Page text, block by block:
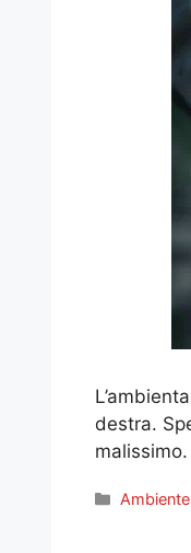
destra.
Categorie
Ambiente